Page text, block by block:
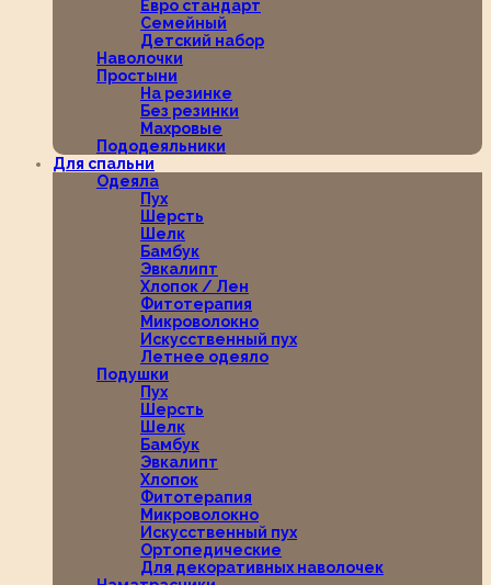
Евро стандарт
Семейный
Детский набор
Наволочки
Простыни
На резинке
Без резинки
Махровые
Пододеяльники
Для спальни
Одеяла
Пух
Шерсть
Шелк
Бамбук
Эвкалипт
Хлопок / Лен
Фитотерапия
Микроволокно
Искусственный пух
Летнее одеяло
Подушки
Пух
Шерсть
Шелк
Бамбук
Эвкалипт
Хлопок
Фитотерапия
Микроволокно
Искусственный пух
Ортопедические
Для декоративных наволочек